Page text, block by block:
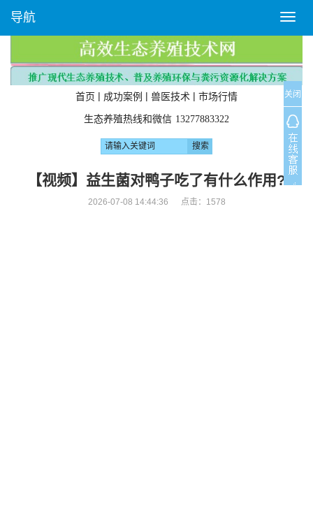
T
o
g
l
e
n
a
v
i
g
a
导航
首页 | 成功案例 | 兽医技术 | 市场行情
生态养殖热线和微信 13277883322
【视频】益生菌对鸭子吃了有什么作用?
2026-07-08 14:44:36 点击： 1578
关闭